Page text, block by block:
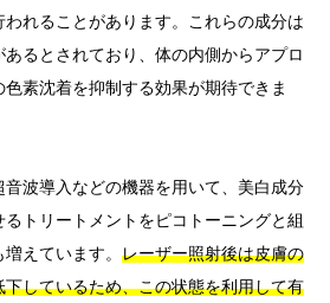
われることがあります。これらの成分は
るとされており、体の内側からアプロ
素沈着を抑制する効果が期待できま
波導入などの機器を用いて、美白成分
トリートメントをピコトーニングと組
えています。 レーザー照射後は皮膚の
しているため、この状態を利用して有